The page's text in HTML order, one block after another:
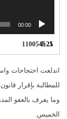
00:00
1.
11005450:25
اندلعت احتجاجات
للمطالبة بإقرار
وما يعرف بالعفو
الخميس.